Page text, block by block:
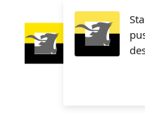
naar
inhoud